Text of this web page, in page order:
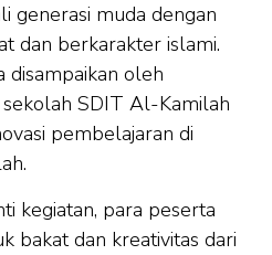
generasi muda dengan
dan berkarakter islami.
disampaikan oleh
SDIT Al-Kamilah
pembelajaran di
kegiatan, para peserta
bakat dan kreativitas dari